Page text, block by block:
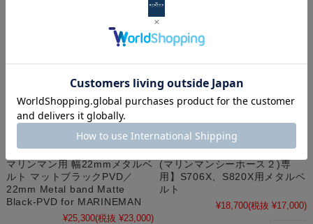
マリンマン用 幅22mmメタルベ
ルト マットブラックPVD／
22mm Metal band Matte
Black-PVD for MARINEMAN
¥25,300(税抜 ¥23,000)
【MARINEMAN SEAHORSE２
(マリンマンシーホース２)専
用】S706X、S820X用メタルベ
ルト
¥18,700(税抜 ¥17,000)